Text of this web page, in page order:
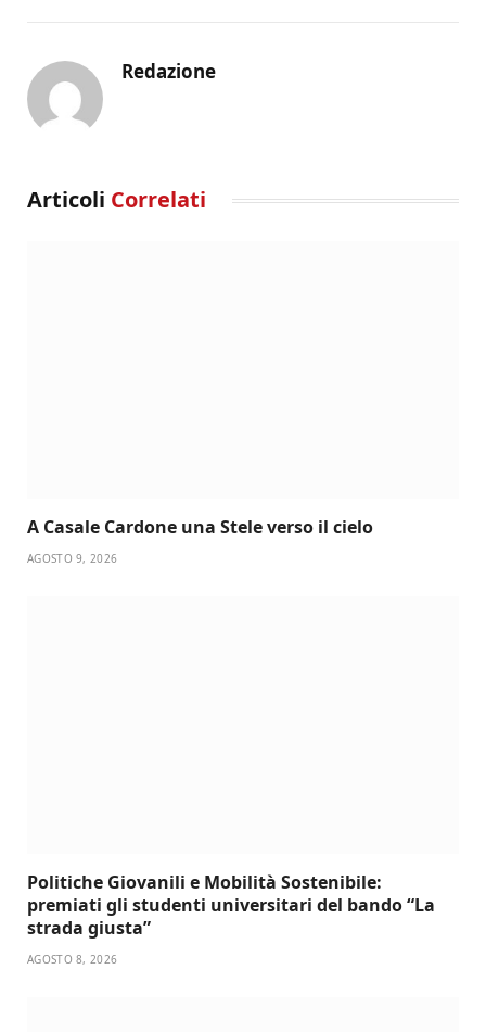
Redazione
Articoli Correlati
A Casale Cardone una Stele verso il cielo
AGOSTO 9, 2026
Politiche Giovanili e Mobilità Sostenibile:
premiati gli studenti universitari del bando “La
strada giusta”
AGOSTO 8, 2026